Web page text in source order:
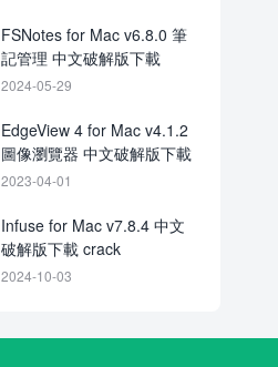
FSNotes for Mac v6.8.0 筆
記管理 中文破解版下載
2024-05-29
EdgeView 4 for Mac v4.1.2
圖像瀏覽器 中文破解版下載
2023-04-01
Infuse for Mac v7.8.4 中文
破解版下載 crack
2024-10-03